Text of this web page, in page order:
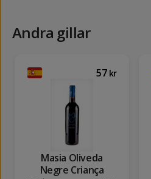
Andra gillar
57 kr
Masia Oliveda
Negre Criança